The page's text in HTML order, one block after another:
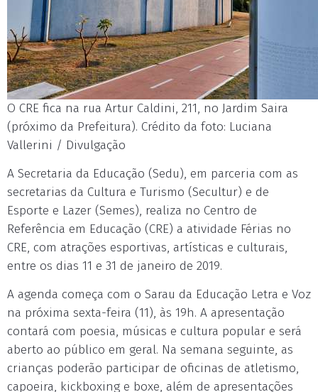
O CRE fica na rua Artur Caldini, 211, no Jardim Saira
(próximo da Prefeitura). Crédito da foto: Luciana
Vallerini / Divulgação
A Secretaria da Educação (Sedu), em parceria com as
secretarias da Cultura e Turismo (Secultur) e de
Esporte e Lazer (Semes), realiza no Centro de
Referência em Educação (CRE) a atividade Férias no
CRE, com atrações esportivas, artísticas e culturais,
entre os dias 11 e 31 de janeiro de 2019.
A agenda começa com o Sarau da Educação Letra e Voz
na próxima sexta-feira (11), às 19h. A apresentação
contará com poesia, músicas e cultura popular e será
aberto ao público em geral. Na semana seguinte, as
crianças poderão participar de oficinas de atletismo,
capoeira, kickboxing e boxe, além de apresentações